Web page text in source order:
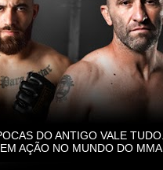
DO ANTIGO VALE
AÇÃO NO MUNDO DO MMA.